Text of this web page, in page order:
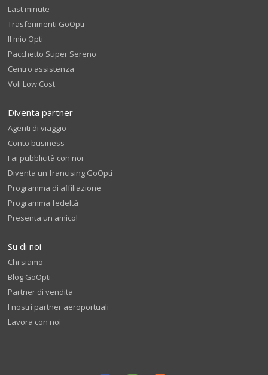
Last minute
Trasferimenti GoOpti
Il mio Opti
Pacchetto Super Sereno
Centro assistenza
Voli Low Cost
Diventa partner
Agenti di viaggio
Conto business
Fai pubblicità con noi
Diventa un francising GoOpti
Programma di affiliazione
Programma fedeltà
Presenta un amico!
Su di noi
Chi siamo
Blog GoOpti
Partner di vendita
I nostri partner aeroportuali
Lavora con noi